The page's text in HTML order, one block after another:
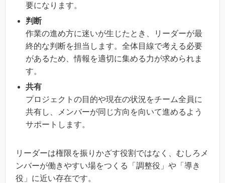
要になります。
判断
作業の進め方に迷いが生じたとき、リーダーが最
終的な判断を担当します。全体目線で考える必要
があるため、情報を適切に集める力が求められま
す。
共有
プロジェクトの目的や現在の状況をチーム全員に
共有し、メンバーが同じ方向を向いて進めるよう
サポートします。
リーダーは権限を振りかざす役割ではなく、むしろメ
ンバーが働きやすい場をつくる「調整役」や「導き
役」に近い存在です。